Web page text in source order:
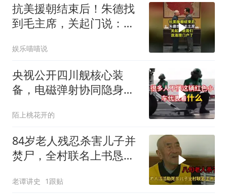
抗美援朝结束后！朱德找
到毛主席，关起门说：我
娱乐喵喵说
央视公开四川舰核心装
备，电磁弹射协同隐身无
陌上桃花开的
84岁老人残忍杀害儿子并
焚尸，全村联名上书恳求
落泪
老谭讲史 1跟贴